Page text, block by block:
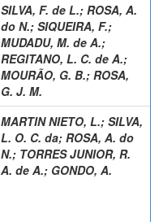
SILVA, F. de L.; ROSA, A.
do N.; SIQUEIRA, F.;
MUDADU, M. de A.;
REGITANO, L. C. de A.;
MOURÃO, G. B.; ROSA,
G. J. M.
MARTIN NIETO, L.; SILVA,
L. O. C. da; ROSA, A. do
N.; TORRES JUNIOR, R.
A. de A.; GONDO, A.